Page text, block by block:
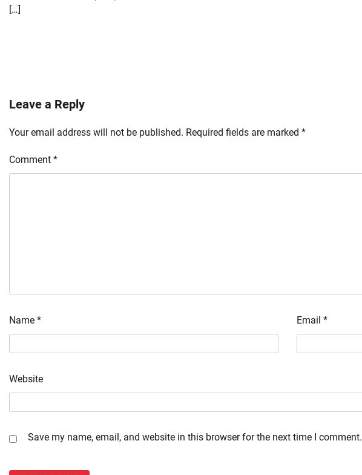
[…]
Leave a Reply
Your email address will not be published. Required fields are marked *
Comment *
Name * Email *
Website
Save my name, email, and website in this browser for the next time I comment.